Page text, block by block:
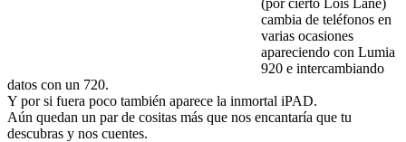
cambia de teléfonos en
varias ocasiones
apareciendo con Lumia
920 e intercambiando
datos con un 720.
Y por si fuera poco también aparece la inmortal iPAD.
Aún quedan un par de cositas más que nos encantaría que tu
descubras y nos cuentes.